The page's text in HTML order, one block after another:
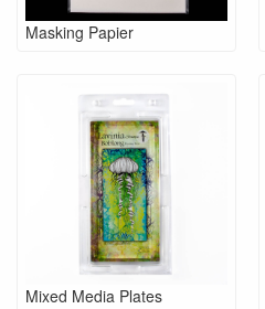
Masking Papier
Mixed Media Plates